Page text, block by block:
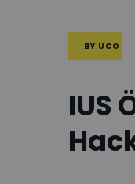
BY UCO
IUS